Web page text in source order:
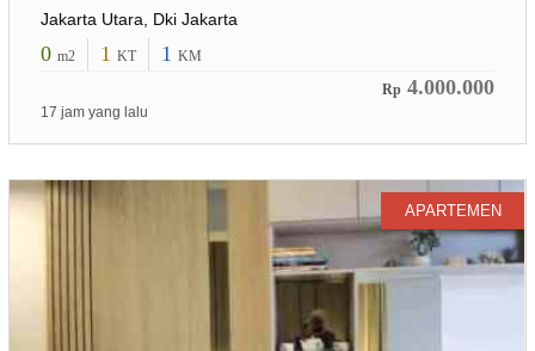
Jakarta Utara, Dki Jakarta
0 m2 1 KT 1 KM
Rp 4.000.000
17 jam yang lalu
APARTEMEN